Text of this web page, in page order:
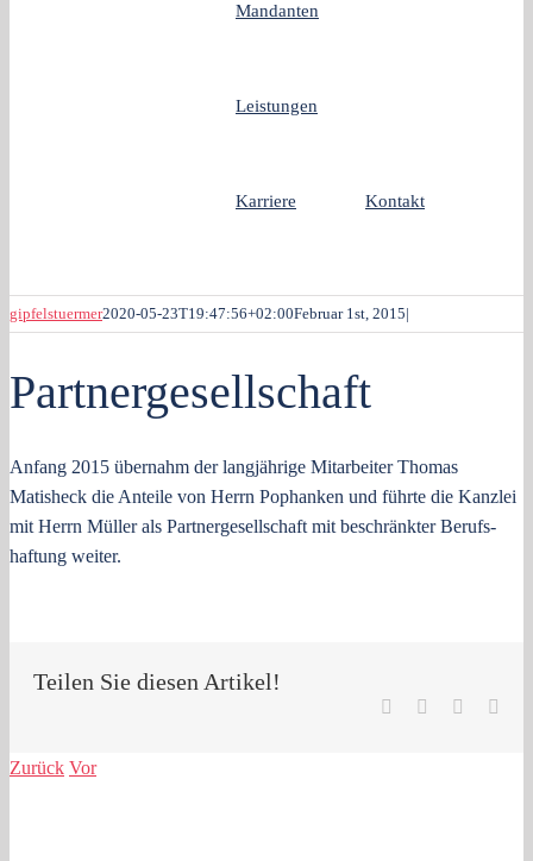
Mandanten
Leistungen
Karriere Kontakt
gipfelstuermer2020-05-23T19:47:56+02:00Februar 1st, 2015|
Partnergesellschaft
Anfang 2015 übernahm der lang­jährige Mitarbeiter Thomas
Matisheck die Anteile von Herrn Pophanken und führte die Kanzlei
mit Herrn Müller als Partnerg­esellschaft mit beschränkter Berufs­
haftung weiter.
Teilen Sie diesen Artikel!
FacebookLinkedInPinterest
Zurück Vor